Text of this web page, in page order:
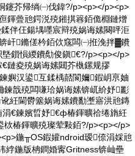
鑳芥帰绱㈠伐鍏?/p><p></p><p>
鍕曡兘鍔涚殑鎺掑簭銆佹棩鏈熷
伴仼鍚堣嚜宸辩殑娲诲嫊闋呯洰
屽鏅傞枔銆佽窛闆㈠拰浼拌▓鐨
鎻愪緵鐨勪俊鎭€?/p><p></p>
鏈夌殑娲诲嫊閮芥槸鏍规摎
嬩汉鍙互鍒楀嚭閬嬭鍜岄亰妯
戠殑闆嗛珨娲诲嫊锛屼紒妤彲
紝閫欎簺娲诲嫊鐨勫壍寤洪兘鏄
€鍊嬪晢妤€ф椿鍕曠祫绻旓紝
椿鍕曠殑璨荤敤銆?/p><p></p>
鍦╥OS鍜孉ndroid瑷倷涓婇兘
綍鍦版柟鐧婚寗Gritness锛屾壘